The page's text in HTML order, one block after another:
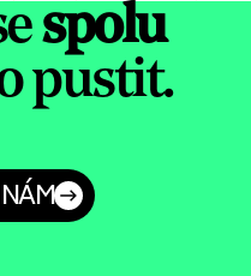
spolu
pustit.